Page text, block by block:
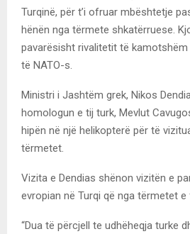
Turqinë, për t’i ofruar mbështetje
hënën nga tërmete shkatërruese.
pavarësisht rivalitetit të
të NATO-s.
Ministri i Jashtëm grek, Nikos
homologun e tij turk, Mevlut
hipën në një helikopterë për të
tërmetet.
Vizita e Dendias shënon vizitën e
evropian në Turqi që nga tërmetet
“Dua të përcjell te udhëheqja turke